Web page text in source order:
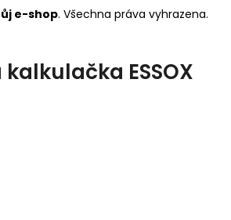
e-shop. Všechna práva vyhrazena.
ESSOX